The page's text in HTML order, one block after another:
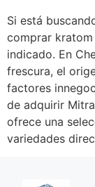
Si está
comprar kratom
indicado. En
frescura, el
factores
de adquirir
ofrece una
variedades